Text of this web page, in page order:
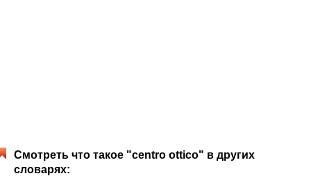
Смотреть что такое "centro ottico" в других
словарях: